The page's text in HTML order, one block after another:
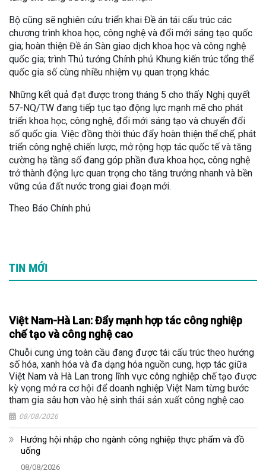
Bộ cũng sẽ nghiên cứu triển khai Đề án tái cấu trúc các
chương trình khoa học, công nghệ và đổi mới sáng tạo quốc
gia; hoàn thiện Đề án Sàn giao dịch khoa học và công nghệ
quốc gia; trình Thủ tướng Chính phủ Khung kiến trúc tổng thể
quốc gia số cùng nhiều nhiệm vụ quan trọng khác.
Những kết quả đạt được trong tháng 5 cho thấy Nghị quyết
57-NQ/TW đang tiếp tục tạo động lực mạnh mẽ cho phát
triển khoa học, công nghệ, đổi mới sáng tạo và chuyển đổi
số quốc gia. Việc đồng thời thúc đẩy hoàn thiện thể chế, phát
triển công nghệ chiến lược, mở rộng hợp tác quốc tế và tăng
cường hạ tầng số đang góp phần đưa khoa học, công nghệ
trở thành động lực quan trọng cho tăng trưởng nhanh và bền
vững của đất nước trong giai đoạn mới.
Theo Báo Chính phủ
TIN MỚI
Việt Nam-Hà Lan: Đẩy mạnh hợp tác công nghiệp
chế tạo và công nghệ cao
Chuỗi cung ứng toàn cầu đang được tái cấu trúc theo hướng
số hóa, xanh hóa và đa dạng hóa nguồn cung, hợp tác giữa
Việt Nam và Hà Lan trong lĩnh vực công nghiệp chế tạo được
kỳ vọng mở ra cơ hội để doanh nghiệp Việt Nam từng bước
tham gia sâu hơn vào hệ sinh thái sản xuất công nghệ cao.
08/08/2026
Hướng hội nhập cho ngành công nghiệp thực phẩm và đồ
uống
08/08/2026